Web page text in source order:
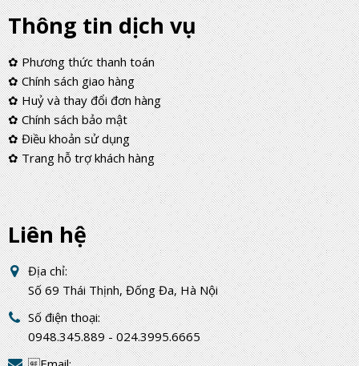
Thông tin dịch vụ
✿ Phương thức thanh toán
✿ Chính sách giao hàng
✿ Huỷ và thay đổi đơn hàng
✿ Chính sách bảo mật
✿ Điều khoản sử dụng
✿ Trang hỗ trợ khách hàng
Liên hệ
Địa chỉ:
Số 69 Thái Thịnh, Đống Đa, Hà Nội
Số điện thoại:
0948.345.889 - 024.3995.6665